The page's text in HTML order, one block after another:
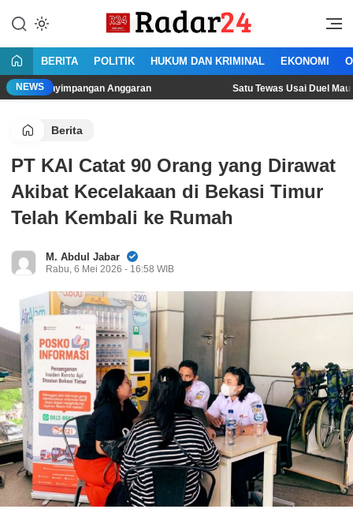
konten
Radar24.co.id
Jujur Lantang Bersuara
BERITA POLITIK HUKUM DAN KRIMINAL EKONOMI
NEWS Anggaran Satu Tewas Usai Duel Maut Dua Pria
Berita
PT KAI Catat 90 Orang yang Dirawat
Akibat Kecelakaan di Bekasi Timur
Telah Kembali ke Rumah
M. Abdul Jabar
Rabu, 6 Mei 2026 - 16:58 WIB